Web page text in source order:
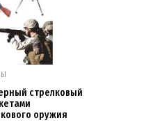
стрелковый
оружия